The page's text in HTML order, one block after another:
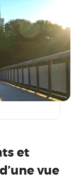
et
vue